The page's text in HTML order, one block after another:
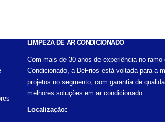
LIMPEZA DE AR CONDICIONADO
Com mais de 30 anos de experiência no ramo
Condicionado, a DeFrios está voltada para a
projetos no segmento, com garantia de
melhores soluções em ar condicionado.
Localização: